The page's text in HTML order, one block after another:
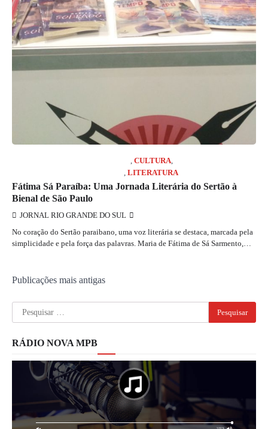
, CULTURA,
, LITERATURA
Fátima Sá Paraíba: Uma Jornada Literária do Sertão à
Bienal de São Paulo
JORNAL RIO GRANDE DO SUL
No coração do Sertão paraibano, uma voz literária se destaca, marcada pela
simplicidade e pela força das palavras. Maria de Fátima de Sá Sarmento,…
Navegação
por
posts
Publicações mais antigas
Pesquisar
por:
RÁDIO NOVA MPB